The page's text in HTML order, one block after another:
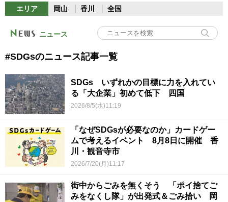
エリア 岡山 香川 全国
ニュース
#SDGsのニュース記事一覧
SDGs いずれかの目標に力を入れてい
る「大企業」初めて低下 四国
2026/8/5(水)11:19
「なぜSDGsが必要なのか」カードゲー
ムで考えるイベント 8月8日に開催 香
川・観音寺市
2026/7/20(月)11:17
街中からごみを無くそう 「ポイ捨てご
みをなくし隊」が出発式＆ごみ拾い 岡